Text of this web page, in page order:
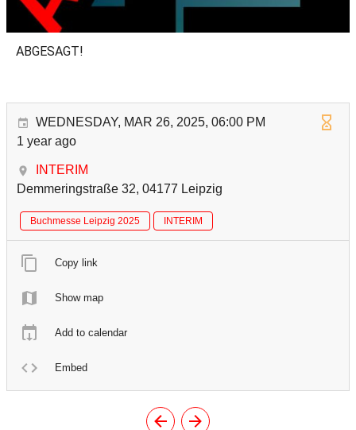
ABGESAGT!
WEDNESDAY, MAR 26, 2025, 06:00 PM
1 year ago
INTERIM
Demmeringstraße 32, 04177 Leipzig
Buchmesse Leipzig 2025 INTERIM
Copy link
Show map
Add to calendar
Embed